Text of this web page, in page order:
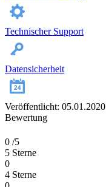
Technischer Support
Datensicherheit
Veröffentlicht: 05.01.2020
Bewertung
0 /5
5 Sterne
0
4 Sterne